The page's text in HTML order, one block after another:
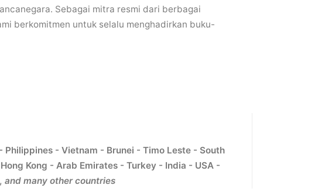
Sebagai mitra resmi dari berbagai
berkomitmen untuk selalu menghadirkan buku-
- Vietnam - Brunei - Timo Leste - South
Kong - Arab Emirates - Turkey - India - USA -
and many other countries